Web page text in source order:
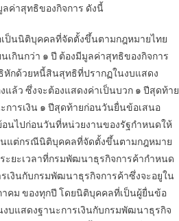
สุทธิของกิจการ ดังนี้
บุคคลที่จัดตั้งขึ้นตามกฎหมายไทย
เกินกว่า ๑ ปี ต้องมีมูลค่าสุทธิของกิจการ
หักด้วยหนี้สินสุทธิที่ปรากฏในงบแสดง
แล้ว ซึ่งจะต้องแสดงค่าเป็นบวก ๑ ปีสุดท้าย
การเงิน ๑ ปีสุดท้ายก่อนวันยื่นข้อเสนอ
อนไปก่อนวันที่หน่วยงานของรัฐกำหนดให้
นแต่กรณีนิติบุคคลที่จัดตั้งขึ้นตามกฎหมาย
ะยะเวลาที่กรมพัฒนาธุรกิจการค้ากำหนด
เงินกับกรมพัฒนาธุรกิจการค้าซึ่งจะอยูใน
าคม ของทุกปี โดยนิติบุคคลที่เป็นผู้ยื่นข้อ
บแสดงฐานะการเงินกับกรมพัฒนาธุรกิจ